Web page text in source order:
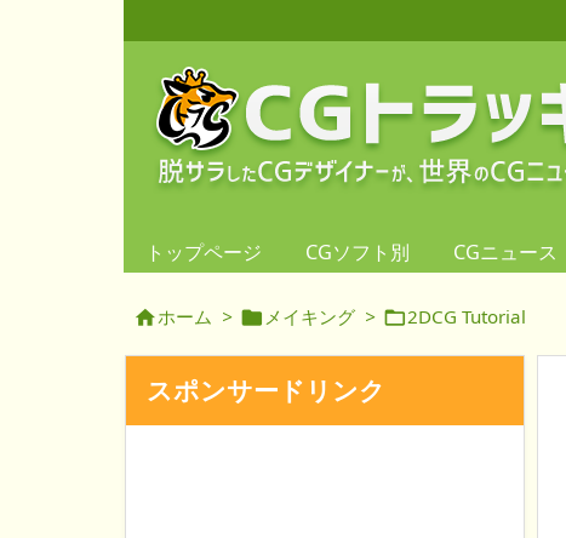
トップページ CGソフト別 CGニュース
ホーム >  メイキング > 2DCG Tutorial
スポンサードリンク